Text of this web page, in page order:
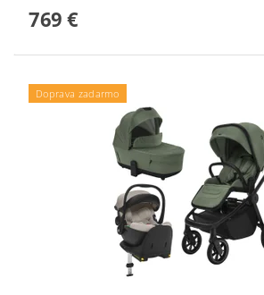
769 €
Doprava zadarmo